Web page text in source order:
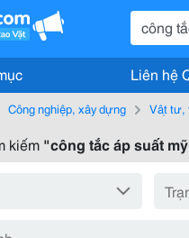
Liên hệ
Công nghiệp, xây dựng Vật tư,
kiếm "công tắc áp suất